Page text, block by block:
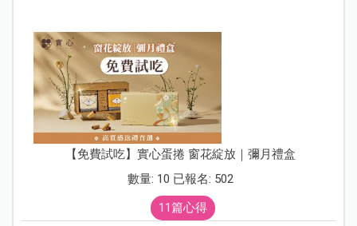
【免費試吃】實心蛋捲 窗花綻放｜彌月禮盒
數量: 10 已報名: 502
11篇心得